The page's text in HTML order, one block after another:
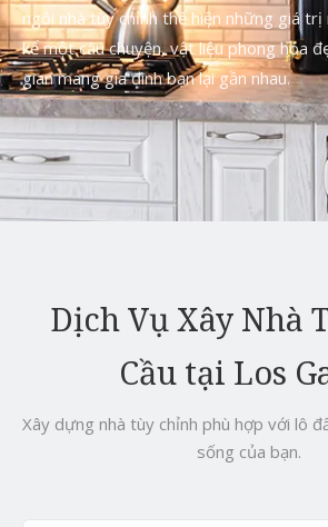
ngôi nhà tùy chỉnh thể hiện những giá
kể một câu chuyện, vật liệu phong hóa
gian mang gia đình bạn lại gần nhau.
Dịch Vụ Xây Nhà
Cầu tại Los
Xây dựng nhà tùy chỉnh phù hợp với lô
sống của bạn.